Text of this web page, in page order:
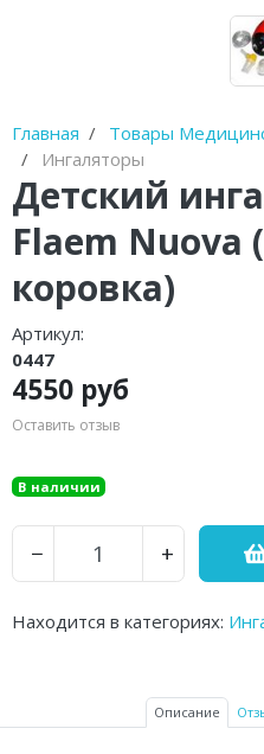
Главная
Товары
Ингаляторы
Детский
Flaem Nuova
коровка)
Артикул:
0447
4550 руб
Оставить отзыв
В наличии
− +
Находится в категориях:
Описание
Диски
Очистители полости
Устройства от храпа
Молокоотсосы
Спринцовки
Гимнастические мячи
Пульсоксиметры
Устройства для
Баллон-нагнетатель
Аптечки и
Резиновые грелки